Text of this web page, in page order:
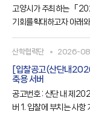
고양시가 주최하는 「
기회를확대하고자 아래
집기간○ 2026. 8. 5.(수
유치 전략 수립을 위한
고양창업펀드 등 투자운
산학협력단 2026-
[입찰공고(산단내
축용 서버
공고번호 : 산단 내 제2026-28호 오픈형 고성능 AI서비스
버 1. 입찰에 부치는 사항 가. 수요부서 : 한국공학대학교 공정혁신시뮬레이션센터